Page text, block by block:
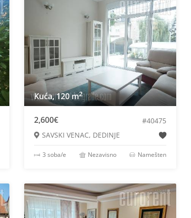
Kuća, 120 m2
2,600€
#40475
SAVSKI VENAC, DEDINJE
3 soba/e Nezavisno Namešten